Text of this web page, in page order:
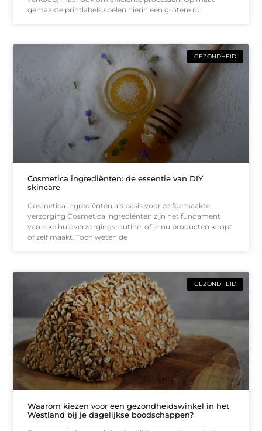
gemaakte printlabels spelen hierin een grotere rol
GEZONDHEID
Cosmetica ingrediënten: de essentie van DIY
skincare
Cosmetica ingrediënten als basis voor zelfgemaakte
verzorging Cosmetica ingrediënten zijn het fundament
van elke huidverzorgingsroutine, of je nu producten koopt
of zelf maakt. Toch weten de
GEZONDHEID
Waarom kiezen voor een gezondheidswinkel in het
Westland bij je dagelijkse boodschappen?